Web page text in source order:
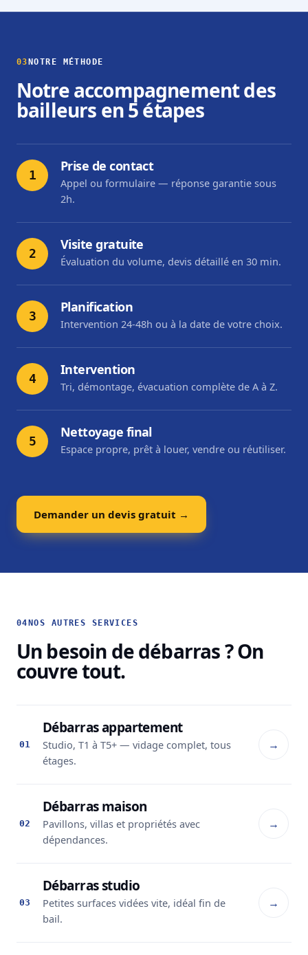
03 NOTRE MÉTHODE
Notre accompagnement des
bailleurs en 5 étapes
1
Prise de contact
Appel ou formulaire — réponse garantie sous
2h.
2
Visite gratuite
Évaluation du volume, devis détaillé en 30 min.
3
Planification
Intervention 24-48h ou à la date de votre choix.
4
Intervention
Tri, démontage, évacuation complète de A à Z.
5
Nettoyage final
Espace propre, prêt à louer, vendre ou réutiliser.
Demander un devis gratuit →
04 NOS AUTRES SERVICES
Un besoin de débarras ? On
couvre tout.
01
Débarras appartement
Studio, T1 à T5+ — vidage complet, tous
étages.
→
02
Débarras maison
Pavillons, villas et propriétés avec
dépendances.
→
03
Débarras studio
Petites surfaces vidées vite, idéal fin de
bail.
→